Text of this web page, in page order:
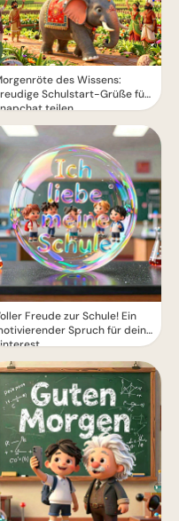
des Wissens:
Schulstart-Grüße für
teilen
Freude zur Schule! Ein
Spruch für dein